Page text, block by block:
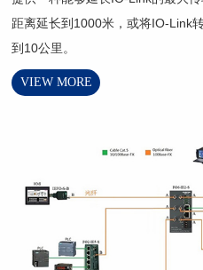
距离延长到1000米，或将IO-Link
到10公里。
VIEW MORE